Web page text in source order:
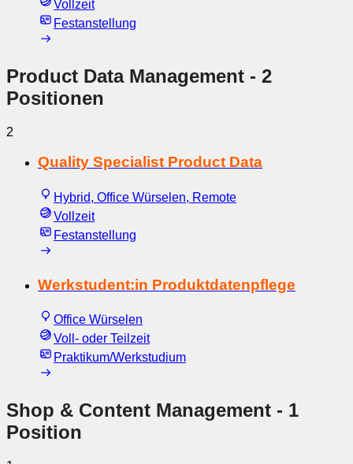
Vollzeit
Festanstellung
Product Data Management - 2
Positionen
2
Quality Specialist Product Data
Hybrid, Office Würselen, Remote
Vollzeit
Festanstellung
Werkstudent:in Produktdatenpflege
Office Würselen
Voll- oder Teilzeit
Praktikum/Werkstudium
Shop & Content Management - 1
Position